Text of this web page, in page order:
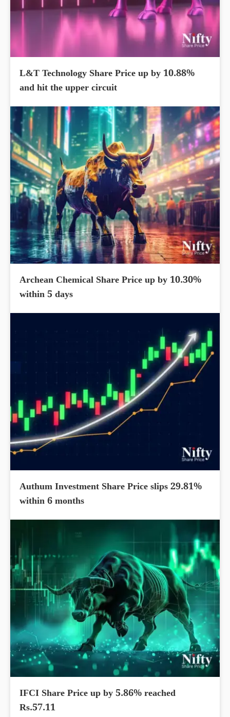
L&T Technology Share Price up by 10.88%
and hit the upper circuit
Archean Chemical Share Price up by 10.30%
within 5 days
Authum Investment Share Price slips 29.81%
within 6 months
IFCI Share Price up by 5.86% reached
Rs.57.11